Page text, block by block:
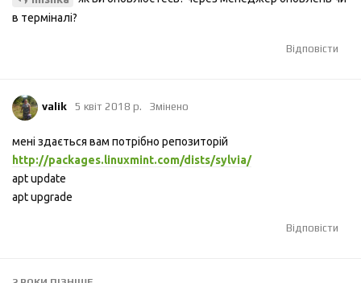
в термiналi?
Відповісти
valik 5 квiт 2018 р. Змінено
мені здається вам потрібно репозиторій
http://packages.linuxmint.com/dists/sylvia/
apt update
apt upgrade
Відповісти